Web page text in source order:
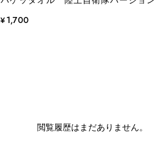
¥1,700
閲覧履歴はまだありません。